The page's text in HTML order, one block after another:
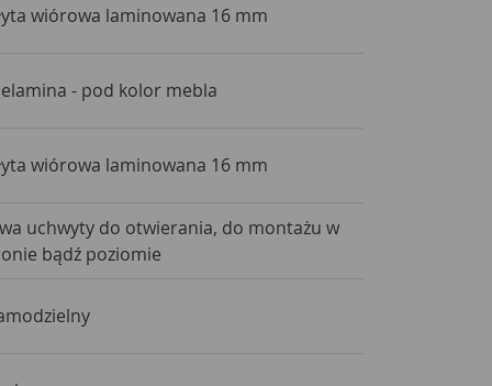
wiórowa laminowana 16 mm
- pod kolor mebla
wiórowa laminowana 16 mm
uchwyty do otwierania, do montażu w
bądź poziomie